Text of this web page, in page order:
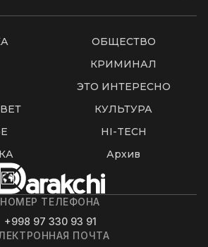
ОБЩЕСТВО
КРИМИНАЛ
ЭТО ИНТЕРЕСНО
КУЛЬТУРА
HI-TECH
Архив
НОМЕР ТЕЛЕФОНА
+998 97 330 93 91
ПОЧТА